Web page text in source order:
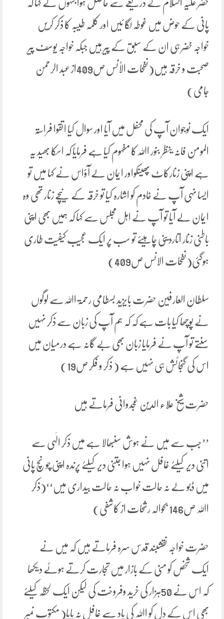
خضر علیہ السلام کے ذریعے سے حاصل ہوا جنہوں نے کہا کہ
پانی کے حوض میں غوطہ لگا ئیں اور کلمہ طیبہ کا ذکر کریں
خواجہ خضر ہی ان کے سبق کے پیر ہیں جبکہ خواجہ یوسف پیر
صحبت و خرقہ ہیں(نفحات الاُنس ص409از عبد الرحمن
جامی)
ایک نوجوان آپ کی محفل میں آیا اور سوال کیا اتقوا فراسۃ
المومن فانہ ینظر بنور اﷲکا مفہوم کیا ہے فرمایا کہ اسکا بھید یہ
ہے اپنی زنارکاٹ پھینکواور ایمان لے آؤاس نے کہا میں تو
ایسا نہی آپ نے خادم کو اشارہ کیا تو خرقہ کے نیچے زنار تھی وہ
ایمان لے آیا تو آپ نے اہل مجلس سے کہا کہ ہمیں بھی اپنی
باطنی زنار اتاردینی چاہیئے تو سب پر ایک عجیب کیفیت طاری
ہوگئی(نفحات الانس ص409)
سلطان العارفین حضرت بایزید بسطامی رحمۃ اﷲسے لوگوں
نے پوچھا کیا بات ہے کہ کہ ہم آپ کی زبان سے ذکر نہیں
سنتے تو آپ نے فرمایا زبان بھی بے گانہ ہے درمیان میں
اس کی گنجائش ہی نہیں ہے ( ذکر و فکر ص19)
حضرت شیخ علاء الدین غجدوانی فرماتے ہیں
’’جب سے میں نے ہوش سنبھالا ہے میں ذکر الٰہی سے
اتنی دیر کیلئے غافل نہیں ہوا جتنی دیر کیلئے پرندہ اپنی چونچ پانی
میں ڈبو لے نہ حالت خواب نہ حالت بیداری میں‘‘(ذکر
اﷲ ص146 بحوالہ رشحات از کاشفی)
حضرت خواجہ نقشبند قدس سرہ فرماتے ہیں کہ میں نے
ایک شخص کو منی کے بازار میں تجارت کرتے ہوئے دیکھا
کہ اس نے 50ہزار کی خرید وفروخت کی لیکن ایک لحظہ کیلئے
بھی اس کے دل کو اﷲ کی یاد سے غافل نہ پایا( مکتوب نمبر